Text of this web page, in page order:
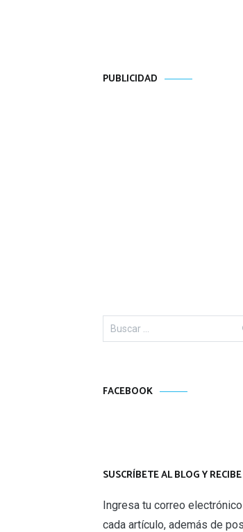
PUBLICIDAD
Buscar:
FACEBOOK
SUSCRÍBETE AL BLOG Y
Ingresa tu correo
cada artículo, además de